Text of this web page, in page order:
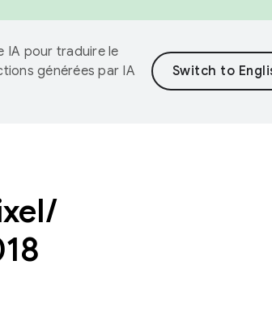
IA pour traduire le
générées par IA
/